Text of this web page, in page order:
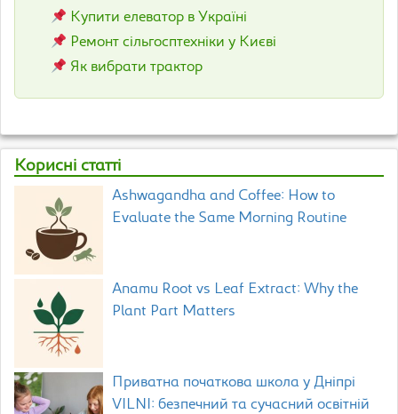
Купити елеватор в Україні
Ремонт сільгосптехніки у Києві
Як вибрати трактор
Корисні статті
Ashwagandha and Coffee: How to
Evaluate the Same Morning Routine
Anamu Root vs Leaf Extract: Why the
Plant Part Matters
Приватна початкова школа у Дніпрі
VILNI: безпечний та сучасний освітній